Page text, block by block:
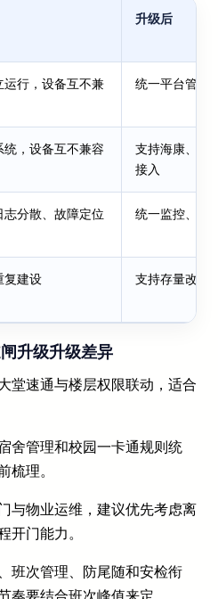
升级后
运行，设备互不兼
统一平台管理
统，设备互不兼容
支持海康、大
接入
志分散、故障定位
统一监控、统
复建设 支持存量改造
升级升级差异
堂速通与楼层权限联动，适合
舍管理和校园一卡通规则统
梳理。
与物业运维，建议优先考虑离
开门能力。
班次管理、防尾随和安检衔
奏要结合班次峰值来定。